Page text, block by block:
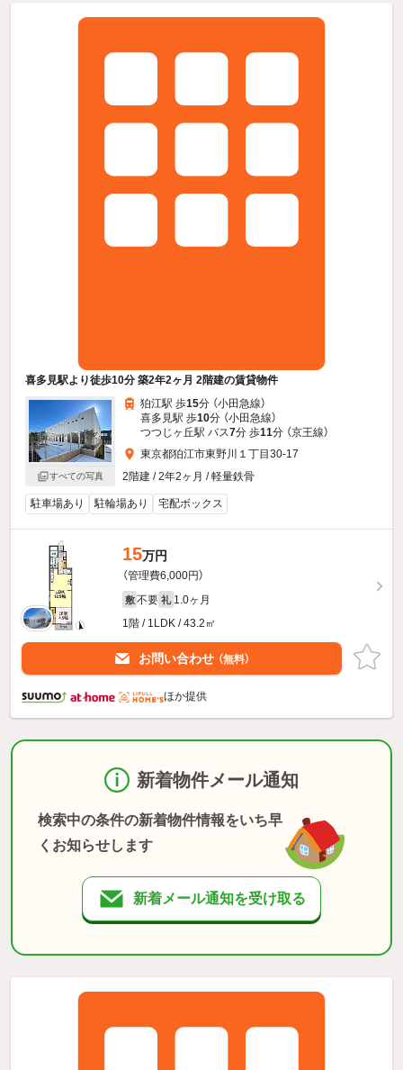
喜多見駅より徒歩10分 築2年2ヶ月 2階建の賃貸物件
すべての写真
狛江駅 歩15分 （小田急線）
喜多見駅 歩10分 （小田急線）
つつじヶ丘駅 バス7分 歩11分 （京王線）
東京都狛江市東野川１丁目30-17
2階建 / 2年2ヶ月 / 軽量鉄骨
駐車場あり 駐輪場あり 宅配ボックス
15万円
（管理費6,000円）
敷 不要 礼 1.0ヶ月
1階 / 1LDK / 43.2㎡
お問い合わせ （無料）
ほか提供
新着物件メール通知
検索中の条件の新着物件情報をいち早
くお知らせします
新着メール通知を受け取る